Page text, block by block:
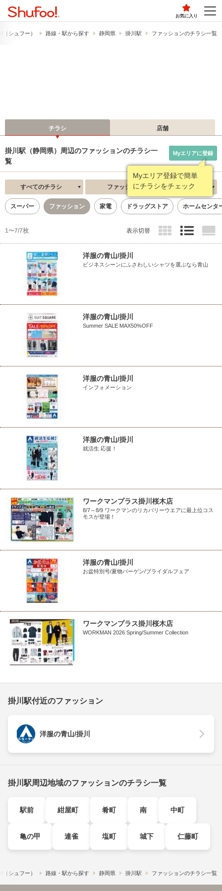
お気に入り
シュフー） 路線・駅から探す 静岡県 掛川駅 ファッションのチラシ一覧
チラシ 店舗
掛川駅（静岡県）周辺のファッションのチラシ一
覧
Myエリア登録で簡単
にチラシをチェック
Myエリアに登録
すべてのチラシ ファッション 新着順
スーパー ファッション 家電 ドラッグストア ホームセンタ
1〜7/7枚 表示切替
洋服の青山/掛川
ビジネスシーンにふさわしいシャツを選ぶなら青山
洋服の青山/掛川
Summer SALE MAX50%OFF
洋服の青山/掛川
インフォメーション
洋服の青山/掛川
就活生 応援！
ワークマンプラス掛川桜木店
8/7～8/9 ワークマンのリカバリーウエアに最上位コス
モスが登場！
洋服の青山/掛川
お盆特別号/夏物バーゲン/ブライダルフェア
ワークマンプラス掛川桜木店
WORKMAN 2026 Spring/Summer Collection
掛川駅付近のファッション
洋服の青山/掛川
掛川駅周辺地域のファッションのチラシ一覧
駅前 紺屋町 肴町 南 中町
亀の甲 連雀 塩町 城下 仁藤町
シュフー） 路線・駅から探す 静岡県 掛川駅 ファッションのチラシ一覧